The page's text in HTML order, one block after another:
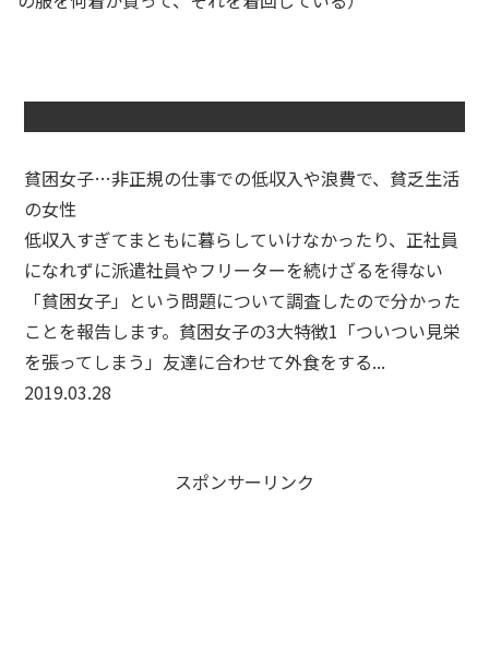
貧困女子…非正規の仕事での低収入や浪費で、貧乏生活
の女性
低収入すぎてまともに暮らしていけなかったり、正社員
になれずに派遣社員やフリーターを続けざるを得ない
「貧困女子」という問題について調査したので分かった
ことを報告します。貧困女子の3大特徴1「ついつい見栄
を張ってしまう」友達に合わせて外食をする...
2019.03.28
スポンサーリンク